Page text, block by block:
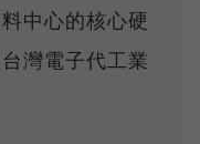
中心的核心硬
灣電子代工業